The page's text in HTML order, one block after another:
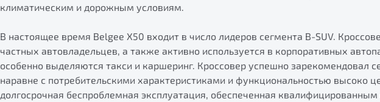
климатическим и дорожным условиям.
В настоящее время Belgee X50 входит в число лидеров сегмента B-SUV.
частных автовладельцев, а также активно используется в корпоративных
особенно выделяются такси и каршеринг. Кроссовер успешно зарекомендовал
наравне с потребительскими характеристиками и функциональностью высоко
долгосрочная беспроблемная эксплуатация, обеспеченная квалифицированным